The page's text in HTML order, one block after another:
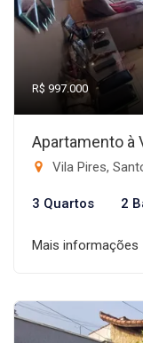
R$ 997.000
Apartamento à
Vila Pires,
3 Quartos 2
Mais informações